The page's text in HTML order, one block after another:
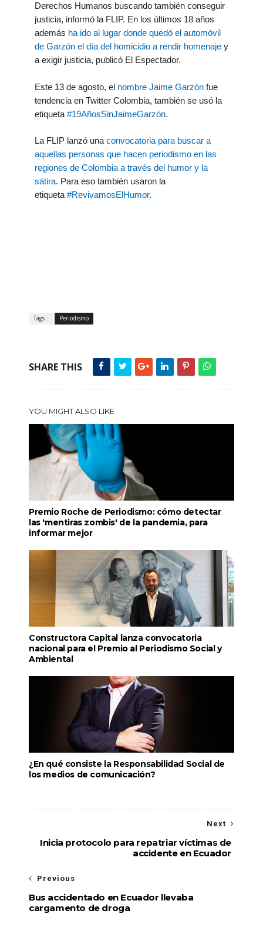
Derechos Humanos buscando también conseguir
justicia, informó la FLIP. En los últimos 18 años
además ha ido al lugar donde quedó el automóvil
de Garzón el día del homicidio a rendir homenajey
a exigir justicia, publicó El Espectador.
Este 13 de agosto, el nombre Jaime Garzónfue
tendencia en Twitter Colombia, también se usó la
etiqueta #19AñosSinJaimeGarzón.
La FLIP lanzó una convocatoria para buscar a
aquellas personas que hacen periodismo en las
regiones de Colombia a través del humor y la
sátira. Para eso también usaron la
etiqueta #RevivamosElHumor.
Tags : Periodismo
SHARE THIS
YOU MIGHT ALSO LIKE
Premio Roche de Periodismo: cómo detectar
las 'mentiras zombis' de la pandemia, para
informar mejor
Constructora Capital lanza convocatoria
nacional para el Premio al Periodismo Social y
Ambiental
¿En qué consiste la Responsabilidad Social de
los medios de comunicación?
Next
Inicia protocolo para repatriar víctimas de
accidente en Ecuador
Previous
Bus accidentado en Ecuador llevaba
cargamento de droga